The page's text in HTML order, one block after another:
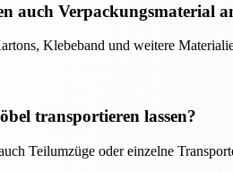
auch Verpackungsmaterial
Klebeband und weitere
transportieren lassen?
Teilumzüge oder einzelne